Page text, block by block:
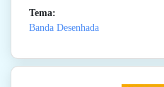
Tema:
Banda Desenhada